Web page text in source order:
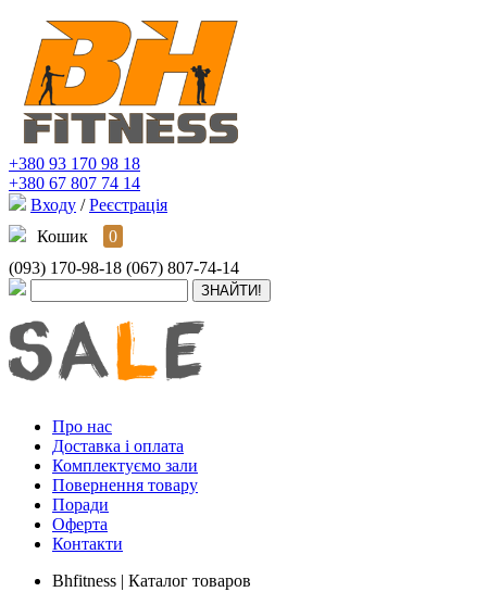
+380 93 170 98 18
+380 67 807 74 14
Входу / Реєстрація
Кошик
0
(093) 170-98-18 (067) 807-74-14
Про нас
Доставка і оплата
Комплектуємо зали
Повернення товару
Поради
Оферта
Контакти
Bhfitness | Каталог товаров